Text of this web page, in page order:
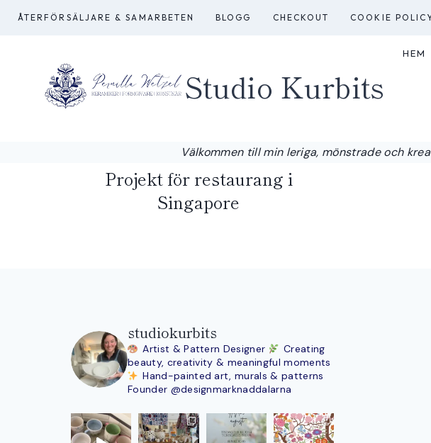
Skip
ÅTERFÖRSÄLJARE & SAMARBETEN BLOGG CHECKOUT COOKIE
Studio Kurbits
HEM
Välkommen till min leriga, mönstrade och
Projekt för restaurang i
Singapore
studiokurbits
Artist & Pattern Designer
Creating
beauty, creativity & meaningful moments
Hand-painted art, murals & patterns
Founder @designmarknaddalarna